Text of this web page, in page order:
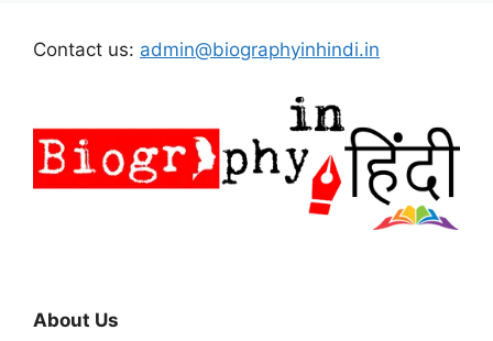
Contact us: admin@biographyinhindi.in
About Us